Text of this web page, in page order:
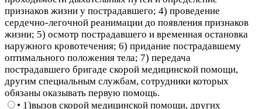
признаков жизни у пострадавшего; 4) проведение
сердечно-легочной реанимации до появления признаков
жизни; 5) осмотр пострадавшего и временная остановка
наружного кровотечения; 6) придание пострадавшему
оптимального положения тела; 7) передача
пострадавшего бригаде скорой медицинской помощи,
другим специальным службам, сотрудники которых
обязаны оказывать первую помощь.
• 1)вызов скорой медицинской помощи, других